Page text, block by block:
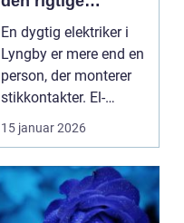
fagmand
En dygtig elektriker i
Lyngby er mere end en
person, der monterer
stikkontakter. El-
installationer e...
15 januar 2026